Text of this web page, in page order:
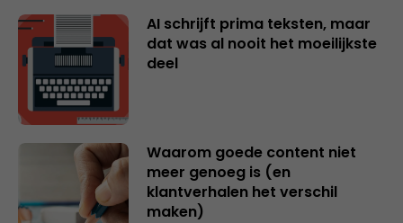
AI schrijft prima teksten, maar
dat was al nooit het moeilijkste
deel
Waarom goede content niet
meer genoeg is (en
klantverhalen het verschil
maken)